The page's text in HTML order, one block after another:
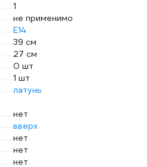
1
не применимо
E14
39 см
27 см
0 шт
1 шт
латунь
нет
вверх
нет
нет
нет